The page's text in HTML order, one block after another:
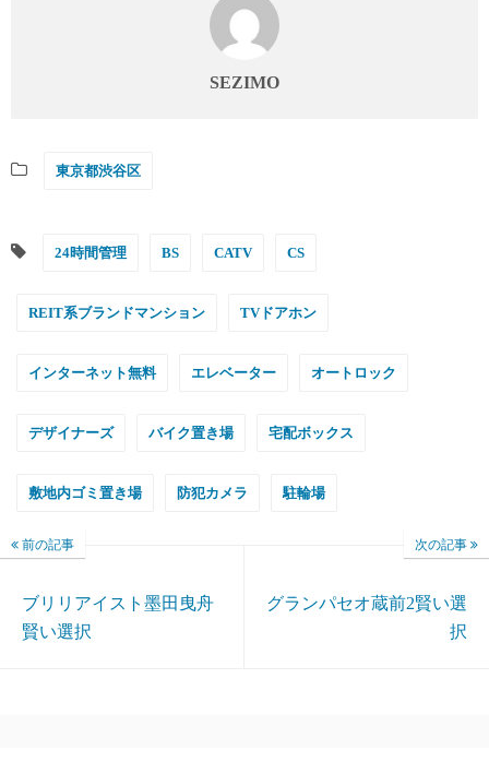
SEZIMO
東京都渋谷区
24時間管理 BS CATV CS
REIT系ブランドマンション TVドアホン
インターネット無料 エレベーター オートロック
デザイナーズ バイク置き場 宅配ボックス
敷地内ゴミ置き場 防犯カメラ 駐輪場
前の記事
ブリリアイスト墨田曳舟
賢い選択
次の記事
グランパセオ蔵前2賢い選
択